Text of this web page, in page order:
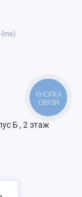
Б , 2 этаж
КНОПКА
СВЯЗИ